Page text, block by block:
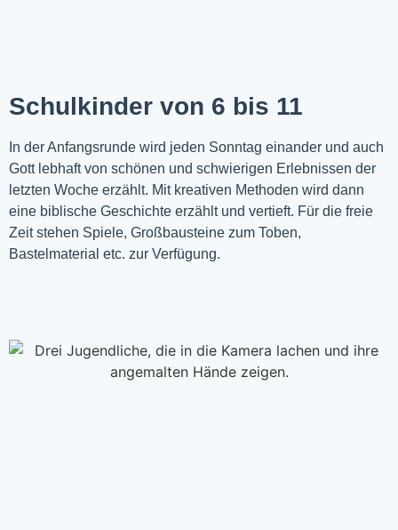
Schulkinder von 6 bis 11
In der Anfangsrunde wird jeden Sonntag einander und auch
Gott lebhaft von schönen und schwierigen Erlebnissen der
letzten Woche erzählt. Mit kreativen Methoden wird dann
eine biblische Geschichte erzählt und vertieft. Für die freie
Zeit stehen Spiele, Großbausteine zum Toben,
Bastelmaterial etc. zur Verfügung.